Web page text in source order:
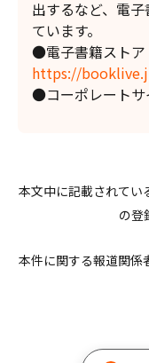
出するなど、電
ています。
●電子書籍ストア
https://
●コーポレートサ
本文中に記載されてい
の登
本件に関する報道関係